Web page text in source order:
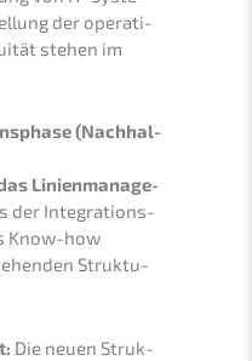
der opera­ti­
stehen im
(Nachhal­
Linien­ma­nage­
der Integra­ti­ons­
Know-how
Struk­tu­
Die neuen Struk­